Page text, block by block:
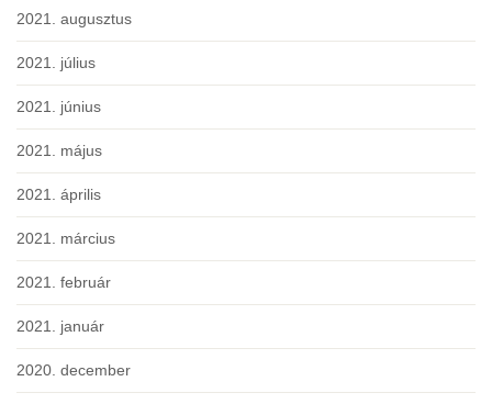
2021. augusztus
2021. július
2021. június
2021. május
2021. április
2021. március
2021. február
2021. január
2020. december